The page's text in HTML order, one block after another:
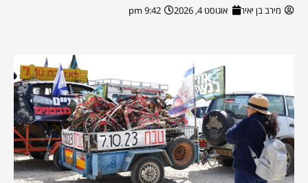
מירב בן יאיר אוגוסט 4, 2026 9:42 pm